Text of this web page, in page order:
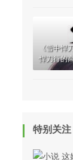
《雪中悍
悍刀行的
特别关注